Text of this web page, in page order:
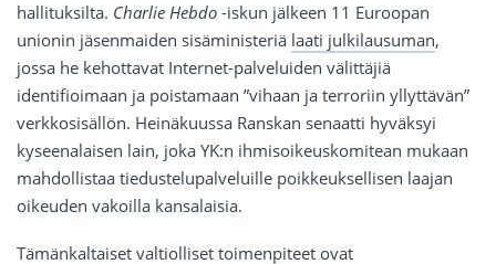
hallituksilta. Charlie Hebdo -iskun jälkeen 11 Euroopan
unionin jäsenmaiden sisäministeriä laati julkilausuman,
jossa he kehottavat Internet-palveluiden välittäjiä
identifioimaan ja poistamaan ”vihaan ja terroriin yllyttävän”
verkkosisällön. Heinäkuussa Ranskan senaatti hyväksyi
kyseenalaisen lain, joka YK:n ihmisoikeuskomitean mukaan
mahdollistaa tiedustelupalveluille poikkeuksellisen laajan
oikeuden vakoilla kansalaisia.
Tämänkaltaiset valtiolliset toimenpiteet ovat